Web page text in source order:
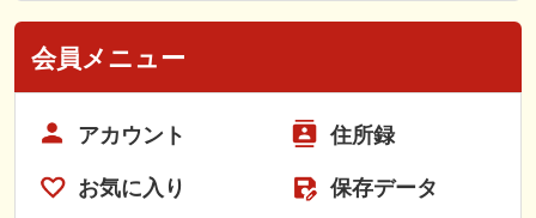
会員メニュー
アカウント 住所録
お気に入り 保存データ